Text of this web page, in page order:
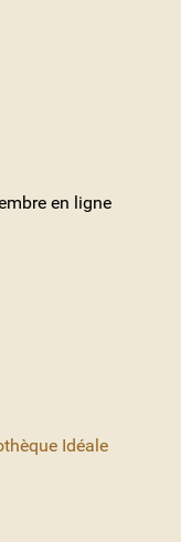
en ligne
Idéale